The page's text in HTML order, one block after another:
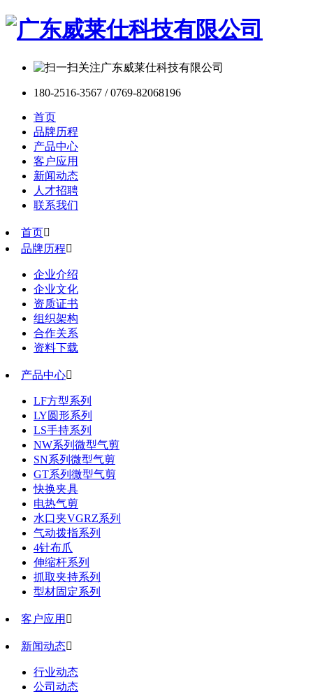
180-2516-3567 / 0769-82068196
首页
品牌历程
产品中心
客户应用
新闻动态
人才招聘
联系我们
首页
品牌历程
企业介绍
企业文化
资质证书
组织架构
合作关系
资料下载
产品中心
LF方型系列
LY圆形系列
LS手持系列
NW系列微型气剪
SN系列微型气剪
GT系列微型气剪
快换夹具
电热气剪
水口夹VGRZ系列
气动拨指系列
4针布爪
伸缩杆系列
抓取夹持系列
型材固定系列
客户应用 
新闻动态
行业动态
公司动态